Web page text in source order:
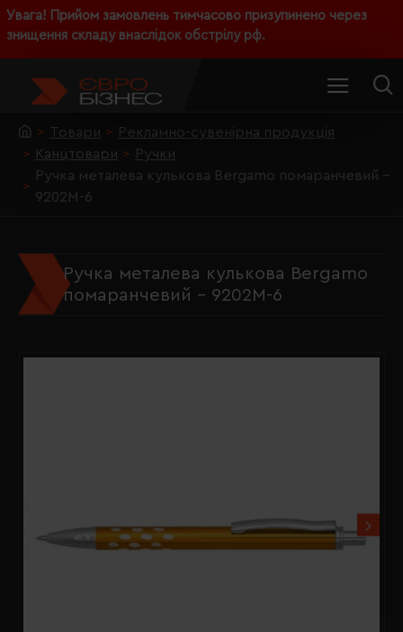
Увага! Прийом замовлень тимчасово призупинено через
знищення складу внаслідок обстрілу рф.
Товари
Рекламно-сувенірна продукція
Канцтовари
Ручки
Ручка металева кулькова Bergamo помаранчевий -
9202M-6
Ручка металева кулькова Bergamo
помаранчевий - 9202M-6